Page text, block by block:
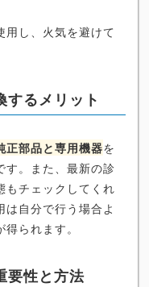
用し、火気を避けて
するメリット
正部品と専用機器を
す。また、最新の診
もチェックしてくれ
自分で行う場合よ
られます。
要性と方法